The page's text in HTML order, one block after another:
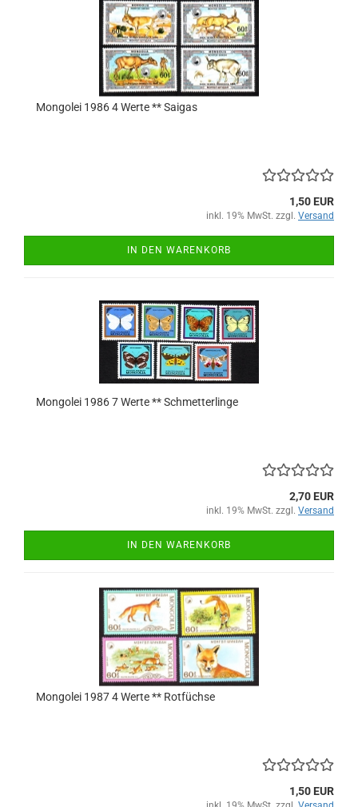
Mongolei 1986 4 Werte ** Saigas
1,50 EUR
inkl. 19% MwSt. zzgl. Versand
IN DEN WARENKORB
Mongolei 1986 7 Werte ** Schmetterlinge
2,70 EUR
inkl. 19% MwSt. zzgl. Versand
IN DEN WARENKORB
Mongolei 1987 4 Werte ** Rotfüchse
1,50 EUR